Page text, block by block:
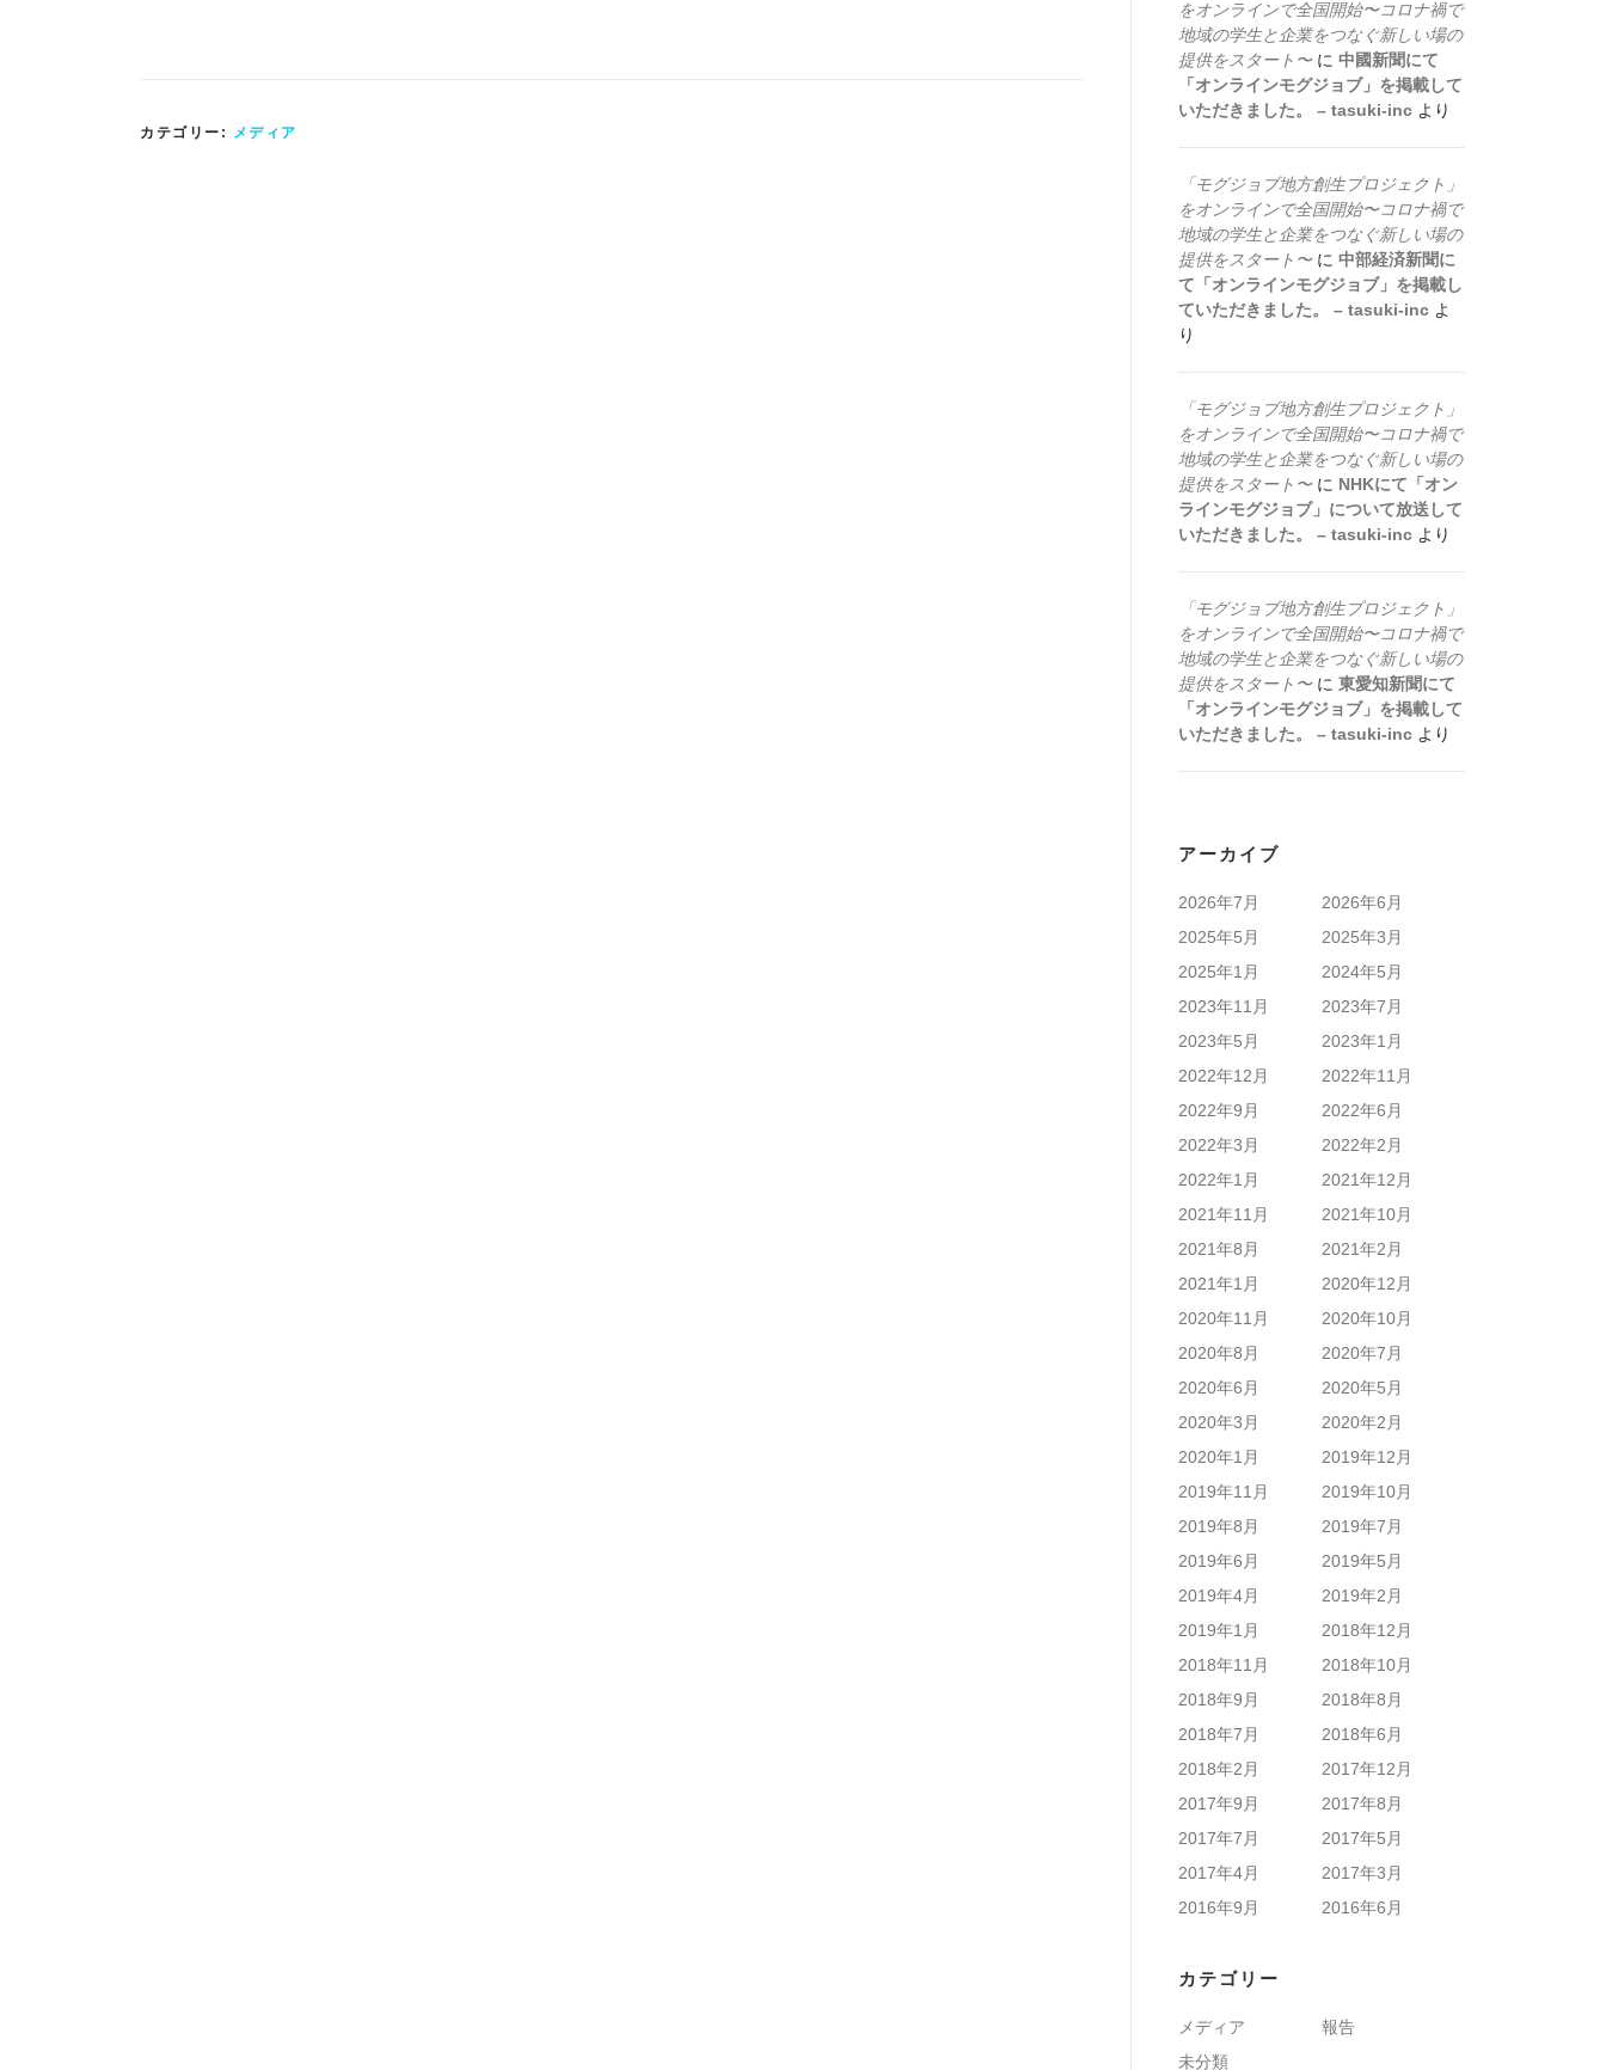
カテゴリー: メディア
をオンラインで全国開始〜コロナ禍で
地域の学生と企業をつなぐ新しい場の
提供をスタート〜に 中國新聞にて
「オンラインモグジョブ」を掲載して
いただきました。 – tasuki-inc より
「モグジョブ地方創生プロジェクト」
をオンラインで全国開始〜コロナ禍で
地域の学生と企業をつなぐ新しい場の
提供をスタート〜に 中部経済新聞に
て「オンラインモグジョブ」を掲載し
ていただきました。 – tasuki-inc よ
り
「モグジョブ地方創生プロジェクト」
をオンラインで全国開始〜コロナ禍で
地域の学生と企業をつなぐ新しい場の
提供をスタート〜に NHKにて「オン
ラインモグジョブ」について放送して
いただきました。 – tasuki-inc より
「モグジョブ地方創生プロジェクト」
をオンラインで全国開始〜コロナ禍で
地域の学生と企業をつなぐ新しい場の
提供をスタート〜に 東愛知新聞にて
「オンラインモグジョブ」を掲載して
いただきました。 – tasuki-inc より
アーカイブ
2026年7月
2026年6月
2025年5月
2025年3月
2025年1月
2024年5月
2023年11月
2023年7月
2023年5月
2023年1月
2022年12月
2022年11月
2022年9月
2022年6月
2022年3月
2022年2月
2022年1月
2021年12月
2021年11月
2021年10月
2021年8月
2021年2月
2021年1月
2020年12月
2020年11月
2020年10月
2020年8月
2020年7月
2020年6月
2020年5月
2020年3月
2020年2月
2020年1月
2019年12月
2019年11月
2019年10月
2019年8月
2019年7月
2019年6月
2019年5月
2019年4月
2019年2月
2019年1月
2018年12月
2018年11月
2018年10月
2018年9月
2018年8月
2018年7月
2018年6月
2018年2月
2017年12月
2017年9月
2017年8月
2017年7月
2017年5月
2017年4月
2017年3月
2016年9月
2016年6月
カテゴリー
メディア
報告
未分類